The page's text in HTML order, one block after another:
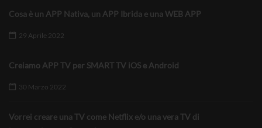
Cosa è un APP Nativa, un APP Ibrida e una WEB APP
29 Aprile 2022
Creiamo APP TV per SMART TV iOS e Android
30 Marzo 2022
Vorrei creare una TV come Netflix e/o una vera TV di